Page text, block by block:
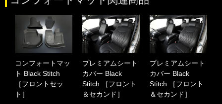
コンフォートマッ
ト Black Stitch
［フロントセッ
ト］
プレミアムシート
カバー Black
Stitch ［フロント
＆セカンド］
プレミアムシート
カバー Black
Stitch ［フロント
＆セカンド］